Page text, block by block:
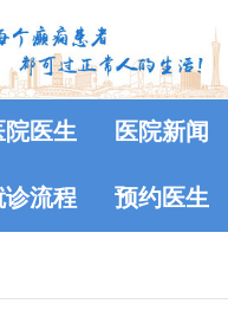
院医生 医院新闻
诊流程 预约医生